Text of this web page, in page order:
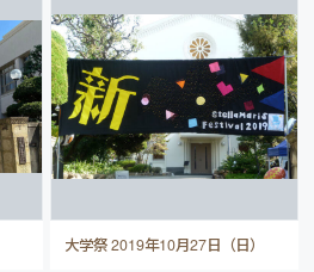
大学祭 2019年10月27日（日）